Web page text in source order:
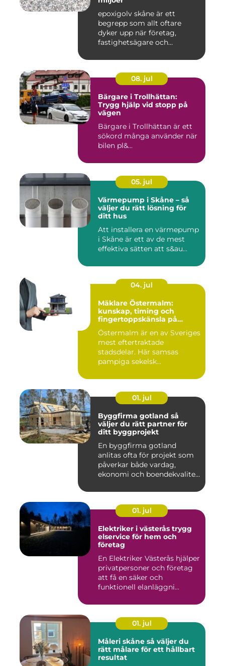
epoxigolv skåne är ett
begrepp som allt oftare
dyker upp när företag,
fastighetsägare och
08. jul
Bärgare i Trollhättan:
Trygg hjälp vid stopp på
vägen
Bärgare i Trollhättan är ett
sökord många använder när
bilen pl&...
05. jul
Värmepump i Skåne – så
väljer du rätt lösning för
ditt hus
Att installera en värmepump
i Skåne är ett av de mest
effektiva sätten att s&au...
04. jul
Mäklare Östermalm:
kunskap, timing och
fingertoppskänsla på
stockholms mest klassiska
adress
Östermalm är en av Sveriges
mest eftertraktade
stadsdelar. Här samsas
pampiga sekelsk...
01. jul
Byggfirma gotland så
väljer du rätt partner för
ditt byggprojekt
En byggfirma gotland
anlitas ofta för projekt som
påverkar både vardag,
ekonomi och boendekvalitet
01. jul
Elektriker i västerås trygg
elservice för hem och
företag
En Elektriker Västerås hjälper
privatpersoner och företag
att få en säker och
funktionell elanläggni...
01. jul
Måleri skåne så väljer du
rätt målare för ett hållbart
resultat